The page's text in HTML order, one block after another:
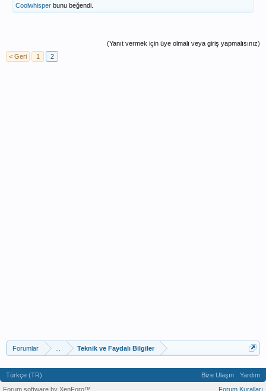
Coolwhisper bunu beğendi.
(Yanıt vermek için üye olmalı veya giriş yapmalısınız)
< Geri
1 2
Forumlar Teknik ve Faydalı Bilgiler
Türkçe (TR) Bize Ulaşın
Yardım
Forum Kuralları
Forum software by XenForo™